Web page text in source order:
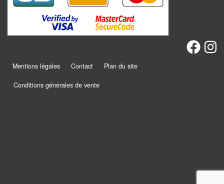
Chèques
Actualités
Mentions légales Contact Plan du site
Conditions générales de vente